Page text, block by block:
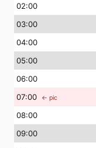
02:00
03:00
04:00
05:00
06:00
07:00 ← pic
08:00
09:00